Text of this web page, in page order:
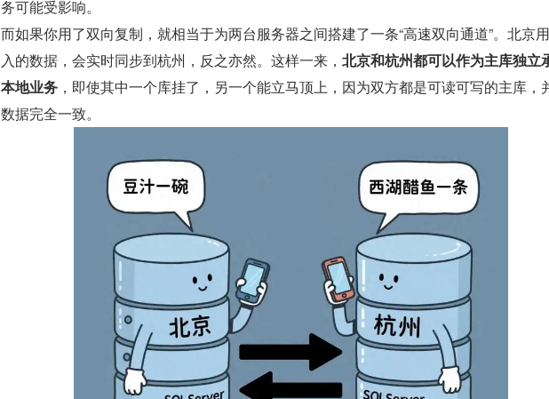
务可能受影响。
而如果你用了双向复制，就相当于为两台服务器之间搭建了一条“高速双向通道”。北京
入的数据，会实时同步到杭州，反之亦然。这样一来， 北京和杭州都可以作为主库独立
本地业务 ，即使其中一个库挂了，另一个能立马顶上，因为双方都是可读可写的主库，
数据完全一致。